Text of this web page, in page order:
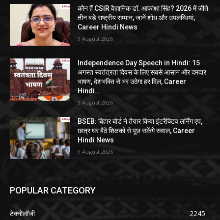
कौन हैं CSIR वैज्ञानिक डॉ. आकांक्षा सिंह? 2026 में जीते
तीन बड़े राष्ट्रीय सम्मान, जानें शोध और उपलब्धियां,
Career Hindi News
9 August 2026
Independence Day Speech in Hindi: 15
अगस्त स्वतंत्रता दिवस के लिए सबसे आसान और दमदार
भाषण, देशभक्ति से भर उठेगा हर दिल, Career
Hindi...
9 August 2026
BSEB: बिहार बोर्ड ने तैयार किया इंटरैक्टिव लर्निंग एप,
छात्र घर बैठे शिक्षकों से पूछ सकेंगे सवाल, Career
Hindi News
9 August 2026
POPULAR CATEGORY
टेक्नोलॉजी
2245